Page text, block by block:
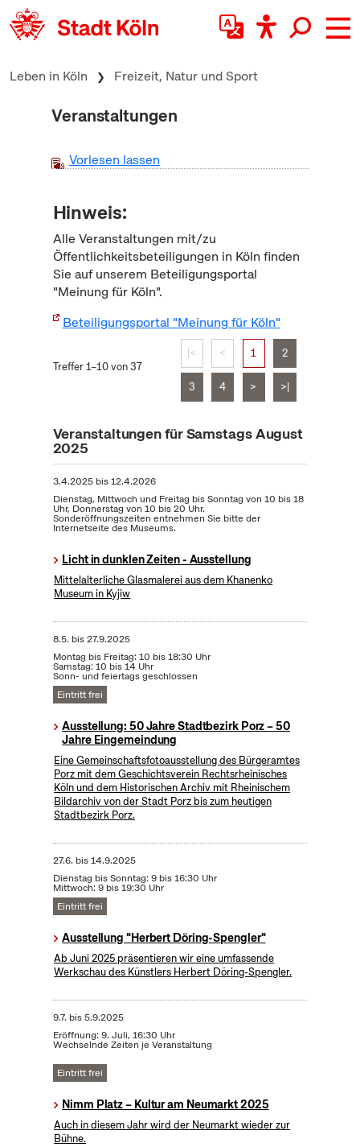
zum Inhalt springen
Leben in Köln Freizeit, Natur und Sport
Veranstaltungen
Vorlesen lassen
Hinweis:
Alle Veranstaltungen mit/zu
Öffentlichkeitsbeteiligungen in Köln finden
Sie auf unserem Beteiligungsportal
"Meinung für Köln".
Beteiligungsportal "Meinung für Köln"
Treffer 1–10 von 37
|< < 1 2
3 4 > >|
Veranstaltungen für Samstags August
2025
3.4.2025bis12.4.2026
Dienstag, Mittwoch und Freitag bis Sonntag von 10 bis 18
Uhr, Donnerstag von 10 bis 20 Uhr.
Sonderöffnungszeiten entnehmen Sie bitte der
Internetseite des Museums.
Licht in dunklen Zeiten - Ausstellung
Mittelalterliche Glasmalerei aus dem Khanenko
Museum in Kyjiw
8.5. bis27.9.2025
Montag bis Freitag: 10 bis 18:30 Uhr
Samstag: 10 bis 14 Uhr
Sonn- und feiertags geschlossen
Eintritt frei
Ausstellung: 50 Jahre Stadtbezirk Porz – 50
Jahre Eingemeindung
Eine Gemeinschaftsfotoausstellung des Bürgeramtes
Porz mit dem Geschichtsverein Rechtsrheinisches
Köln und dem Historischen Archiv mit Rheinischem
Bildarchiv von der Stadt Porz bis zum heutigen
Stadtbezirk Porz.
27.6. bis14.9.2025
Dienstag bis Sonntag: 9 bis 16:30 Uhr
Mittwoch: 9 bis 19:30 Uhr
Eintritt frei
Ausstellung "Herbert Döring-Spengler"
Ab Juni 2025 präsentieren wir eine umfassende
Werkschau des Künstlers Herbert Döring-Spengler.
9.7. bis5.9.2025
Eröffnung: 9. Juli, 16:30 Uhr
Wechselnde Zeiten je Veranstaltung
Eintritt frei
Nimm Platz – Kultur am Neumarkt 2025
Auch in diesem Jahr wird der Neumarkt wieder zur
Bühne.